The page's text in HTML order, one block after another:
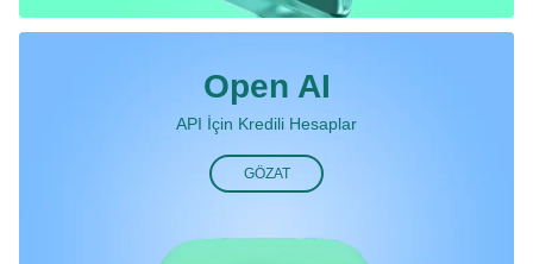
Open AI
API İçin Kredili Hesaplar
GÖZAT